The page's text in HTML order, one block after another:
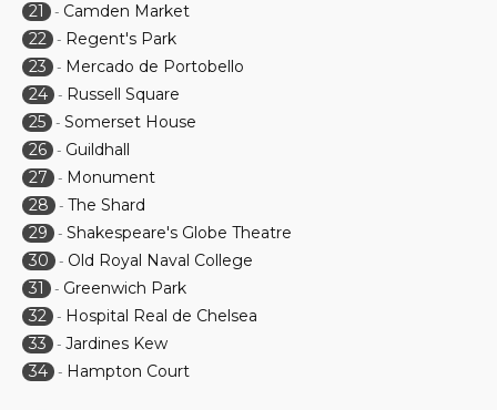
21
- Camden Market
22 - Regent's Park
23
- Mercado de Portobello
24 - Russell Square
25 - Somerset House
26 - Guildhall
27
- Monument
28
- The Shard
29
- Shakespeare's Globe Theatre
30
- Old Royal Naval College
31
- Greenwich Park
32 - Hospital Real de Chelsea
33
- Jardines Kew
34 - Hampton Court